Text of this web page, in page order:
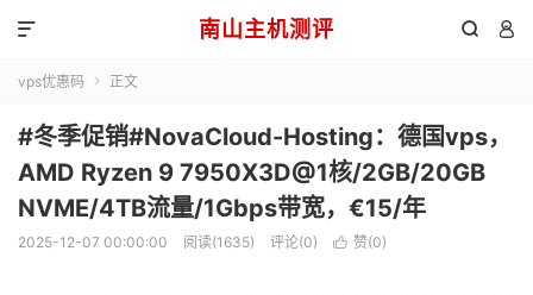
南山主机测评  

vps优惠码  正文
#冬季促销#NovaCloud-Hosting：德国vps，
AMD Ryzen 9 7950X3D@1核/2GB/20GB
NVME/4TB流量/1Gbps带宽，€15/年
2025-12-07 00:00:00 阅读(1635) 评论(0)  赞(0)